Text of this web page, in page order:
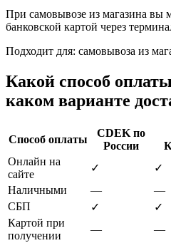
При самовывозе из магазина вы
банковской картой через
Подходит для: самовывоза из
Какой способ
каком варианте
Способ оплаты
CDEK по
России
Онлайн на
сайте
✓ ✓
Наличными
— —
СБП
✓ ✓
Картой при
получении
— —